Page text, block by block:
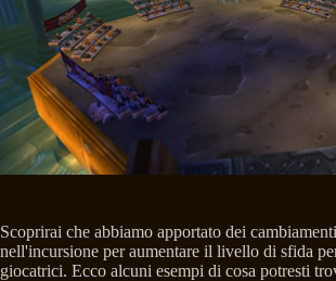
Scoprirai che abbiamo apportato dei
nell'incursione per aumentare il livello di sfida
giocatrici. Ecco alcuni esempi di cosa potresti